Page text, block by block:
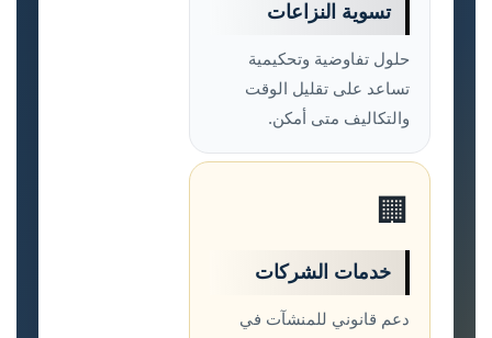
تسوية النزاعات
حلول تفاوضية وتحكيمية
تساعد على تقليل الوقت
والتكاليف متى أمكن.
🏢
خدمات الشركات
دعم قانوني للمنشآت في